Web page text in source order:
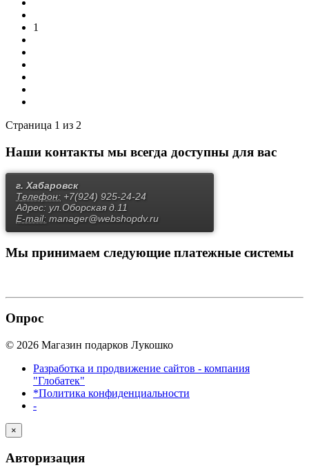
1
Страница 1 из 2
Наши контакты мы всегда доступны для вас
г. Хабаровск
Телефон: +7(924) 925-24-24
Адрес: ул.Оборская д.11
E-mail: manager@webshopdv.ru
Мы принимаем следующие платежные системы
Опрос
© 2026 Магазин подарков Лукошко
Разработка и продвижение сайтов - компания
"Глобатек"
*Политика конфиденциальности
-
×
Авторизация